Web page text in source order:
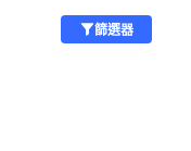
篩選器